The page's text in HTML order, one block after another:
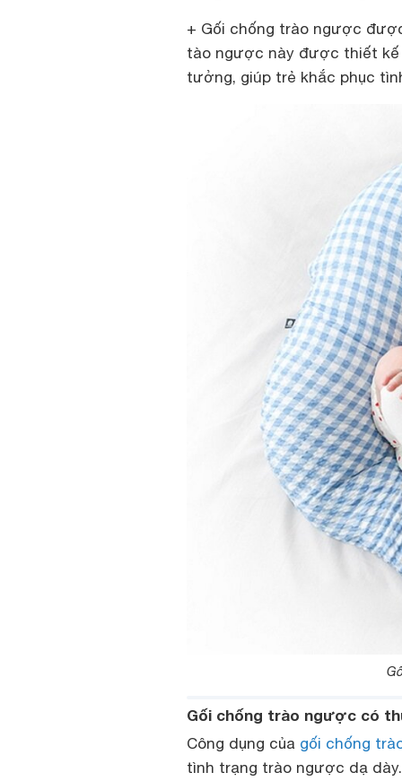
+ Gối chống trào ngược
tào ngược này được thiết
tưởng, giúp trẻ khắc phục
Gối chống trào ngược có
Công dụng của gối chống
tình trạng trào ngược dạ